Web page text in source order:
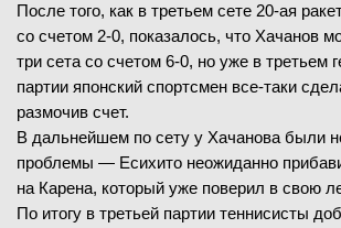
После того, как в третьем сете 20-ая
со счетом 2-0, показалось, что Хачанов
три сета со счетом 6-0, но уже в третьем
партии японский спортсмен все-таки
размочив счет.
В дальнейшем по сету у Хачанова были
проблемы — Есихито неожиданно
на Карена, который уже поверил в свою
По итогу в третьей партии теннисисты